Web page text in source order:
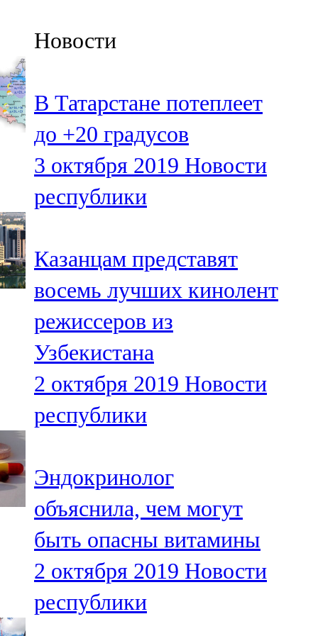
91,5 FM
106,1 FM
Кама тамагы
71,51 FM
Кукмара
Лениногорский
102,1 FM
Мамадыш
106,2 FM
Минзәлә
107,3 FM
100,0 FM
Нурлат
104,7 FM
Олы Әтнә
71,42 FM
Новости
В Татарстане потеплеет
до +20 градусов
3 октября 2019 Новости
республики
Казанцам представят
восемь лучших кинолент
режиссеров из
Узбекистана
2 октября 2019 Новости
республики
Эндокринолог
объяснила, чем могут
быть опасны витамины
2 октября 2019 Новости
республики